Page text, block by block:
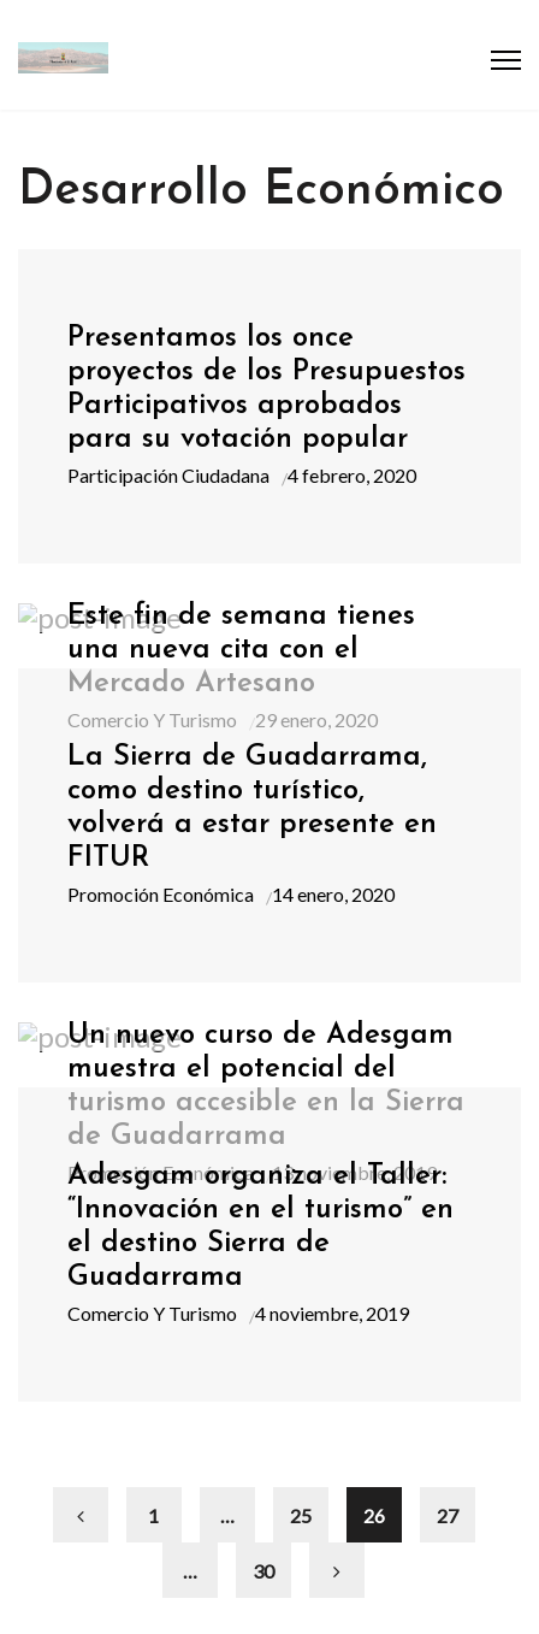
Desarrollo Económico
Presentamos los once
proyectos de los Presupuestos
Participativos aprobados
para su votación popular
Participación Ciudadana 4 febrero, 2020
Este fin de semana tienes
una nueva cita con el
Mercado Artesano
Comercio Y Turismo 29 enero, 2020
La Sierra de Guadarrama,
como destino turístico,
volverá a estar presente en
FITUR
Promoción Económica 14 enero, 2020
Un nuevo curso de Adesgam
muestra el potencial del
turismo accesible en la Sierra
de Guadarrama
Promoción Económica 13 noviembre, 2019
Adesgam organiza el Taller:
“Innovación en el turismo” en
el destino Sierra de
Guadarrama
Comercio Y Turismo 4 noviembre, 2019
1 … 25 26 27
… 30